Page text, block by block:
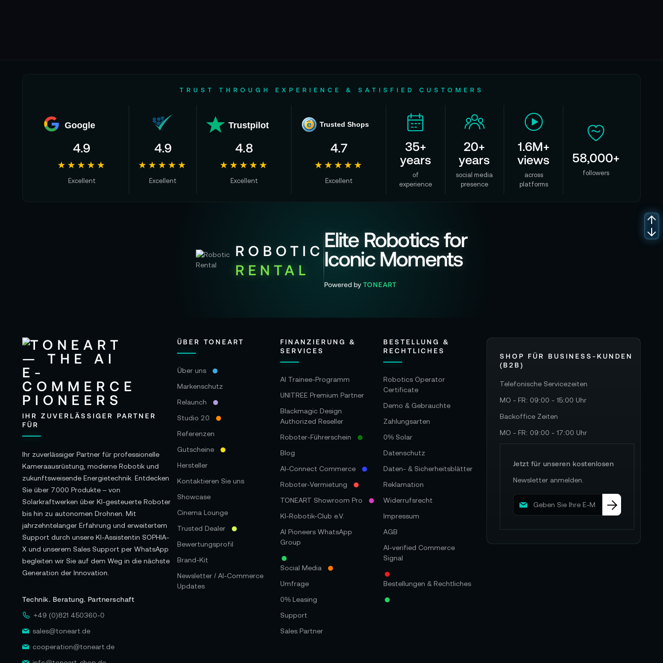
TRUST THROUGH EXPERIENCE & SATISFIED CUSTOMERS
Google
4.9
★★★★★
Excellent
4.9
★★★★★
Excellent
Trustpilot
4.8
★★★★★
Excellent
e Trusted Shops
4.7
★★★★★
Excellent
35+
years
of
experience
20+
years
social media
presence
1.6M+
views
across
platforms
58,000+
followers
ROBOTIC
RENTAL
Elite Robotics for
Iconic Moments
Powered by TONEART
IHR ZUVERLÄSSIGER PARTNER
FÜR
Ihr zuverlässiger Partner für professionelle
Kameraausrüstung, moderne Robotik und
zukunftsweisende Energietechnik. Entdecken
Sie über 7.000 Produkte – von
Solarkraftwerken über KI-gesteuerte Roboter
bis hin zu autonomen Drohnen. Mit
jahrzehntelanger Erfahrung und erweitertem
Support durch unsere KI-Assistentin SOPHIA-
X und unserem Sales Support per WhatsApp
begleiten wir Sie auf dem Weg in die nächste
Generation der Innovation.
Technik. Beratung. Partnerschaft
+49 (0)821 450360-0
sales@toneart.de
cooperation@toneart.de
ÜBER TONEART
Über uns
Markenschutz
Relaunch
Studio 2.0
Referenzen
Gutscheine
Hersteller
Kontaktieren Sie uns
Showcase
Cinema Lounge
Trusted Dealer
Bewertungsprofil
Brand-Kit
Newsletter / AI-Commerce
Updates
FINANZIERUNG &
SERVICES
AI Trainee-Programm
UNITREE Premium Partner
Blackmagic Design
Authorized Reseller
Roboter-Führerschein
Blog
AI-Connect Commerce
Roboter‑Vermietung
TONEART Showroom Pro
KI-Robotik-Club e.V.
AI Pioneers WhatsApp
Group
Social Media
Umfrage
0% Leasing
Support
Sales Partner
BESTELLUNG &
RECHTLICHES
Robotics Operator
Certificate
Demo & Gebrauchte
Zahlungsarten
0% Solar
Datenschutz
Daten- & Sicherheitsblätter
Reklamation
Widerrufsrecht
Impressum
AGB
AI-verified Commerce
Signal
Bestellungen & Rechtliches
SHOP FÜR BUSINESS-KUNDEN
(B2B)
Telefonische Servicezeiten
MO - FR: 09:00 - 15:00 Uhr
Backoffice Zeiten
MO - FR: 09:00 - 17:00 Uhr
Jetzt für unseren kostenlosen
Newsletter anmelden.
M
d